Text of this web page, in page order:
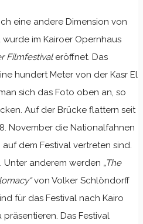
eine andere Dimension von
im Kairoer Opernhaus
Filmfestivaleröffnet. Das
hundert Meter von der Kasr El
sich das Foto oben an, so
Auf der Brücke flattern seit
November die Nationalfahnen
dem Festival vertreten sind.
Unter anderem werden „The
von Volker Schlöndorff
für das Festival nach Kairo
präsentieren. Das Festival